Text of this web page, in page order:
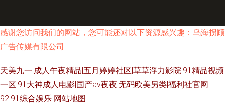
感谢您访问我们的网站，您可能还对以下资源感兴趣：乌海拐顾
广告传媒有限公司
天美九一|成人午夜精品|五月婷婷社区|草草浮力影院|91精品视频
一区|91大神成人电影|国产av夜夜|无码欧美另类|福利社官网
92|91综合娱乐 网站地图